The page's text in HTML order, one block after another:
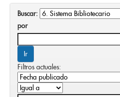
Buscar:
por
Filtros actuales: